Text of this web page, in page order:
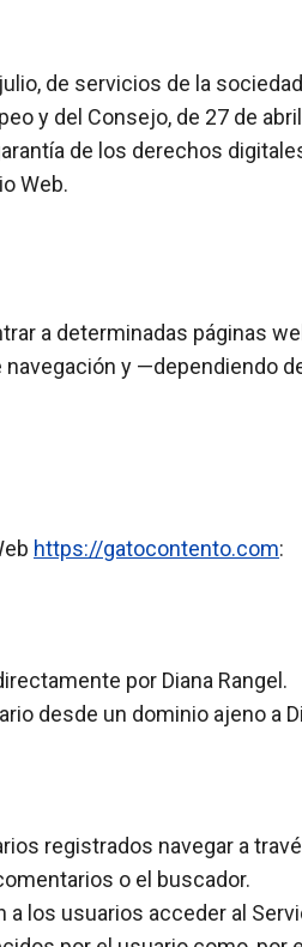
de servicios de la
y del Consejo, de 27 de
de los derechos
Web.
a determinadas páginas
y —dependiendo
https://gatocontento.com:
por Diana Rangel.
desde un dominio ajeno a
registrados navegar a
o el buscador.
a los usuarios acceder al